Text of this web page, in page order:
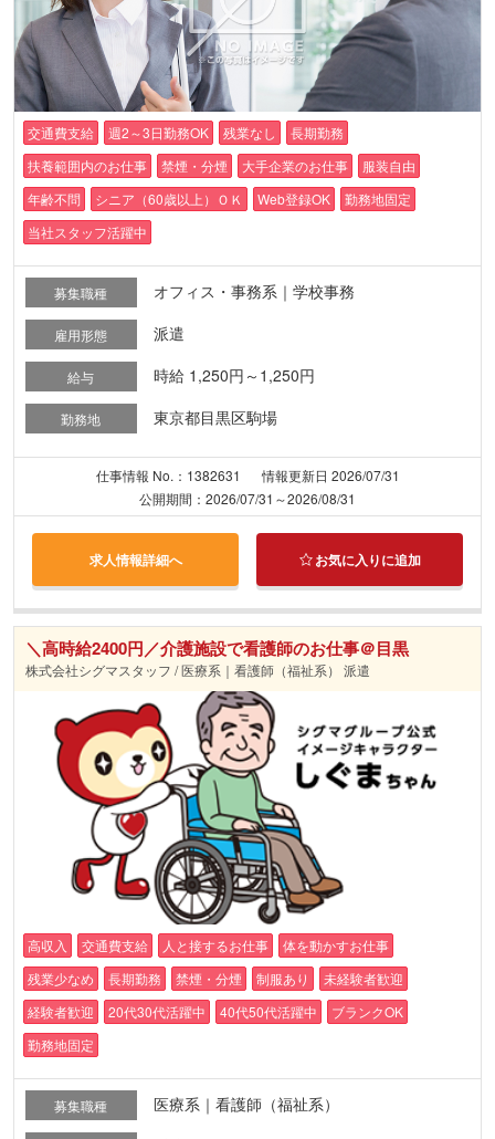
交通費支給 週2～3日勤務OK 残業なし
長期勤務
扶養範囲内のお仕事
禁煙・分煙 大手企業のお仕事
服装自由
年齢不問
シニア（60歳以上）ＯＫ Web登録OK
勤務地固定
当社スタッフ活躍中
募集職種 オフィス・事務系｜学校事務
雇用形態 派遣
給与 時給 1,250円～1,250円
勤務地 東京都目黒区駒場
仕事情報 No.：1382631
情報更新日 2026/07/31
公開期間：2026/07/31～2026/08/31
求人情報詳細へ お気に入りに追加
＼高時給2400円／介護施設で看護師のお仕事＠目黒
株式会社シグマスタッフ / 医療系｜看護師（福祉系） 派遣
高収入 交通費支給 人と接するお仕事
体を動かすお仕事
残業少なめ
長期勤務 禁煙・分煙 制服あり
未経験者歓迎
経験者歓迎
20代30代活躍中 40代50代活躍中
ブランクOK
勤務地固定
募集職種 医療系｜看護師（福祉系）